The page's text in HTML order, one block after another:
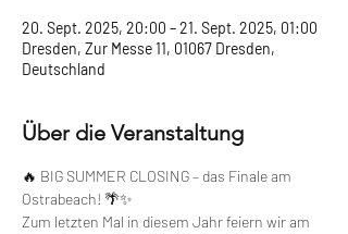
20. Sept. 2025, 20:00 – 21. Sept. 2025, 01:00
Dresden, Zur Messe 11, 01067 Dresden,
Deutschland
Über die Veranstaltung
🔥 BIG SUMMER CLOSING – das Finale am
Ostrabeach! 🌴✨
Zum letzten Mal in diesem Jahr feiern wir am